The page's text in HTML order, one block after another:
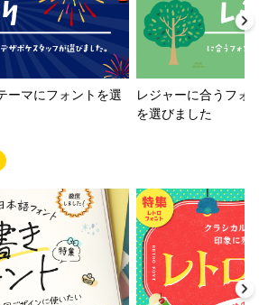
ーマにフォントを選
レジャーに合うフォ
を選びました